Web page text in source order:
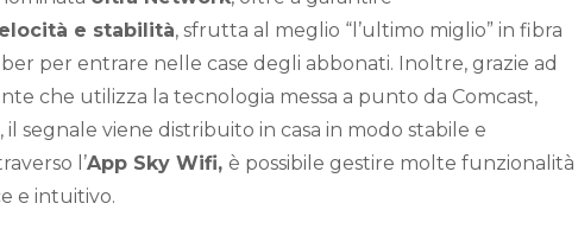
e stabilità, sfrutta al meglio “l’ultimo miglio” in fibra
per entrare nelle case degli abbonati. Inoltre, grazie ad
che utilizza la tecnologia messa a punto da Comcast,
, il segnale viene distribuito in casa in modo stabile e
l’App Sky Wifi, è possibile gestire molte funzionalità
e intuitivo.